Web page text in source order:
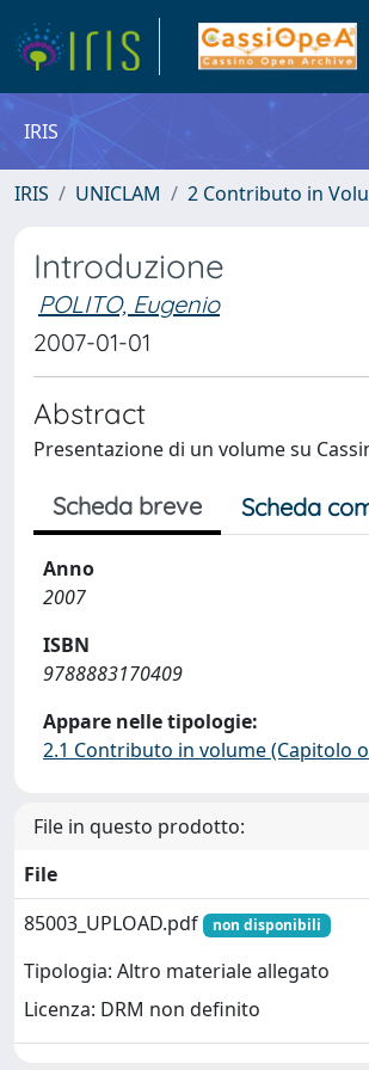
IRIS
IRIS UNICLAM 2 Contributo in
Introduzione
POLITO, Eugenio
2007-01-01
Abstract
Presentazione di un volume su
Scheda breve Scheda
Anno
2007
ISBN
9788883170409
Appare nelle tipologie:
2.1 Contributo in volume (Capitolo
File in questo prodotto:
File
85003_UPLOAD.pdf
non disponibili
Tipologia: Altro materiale allegato
Licenza: DRM non definito